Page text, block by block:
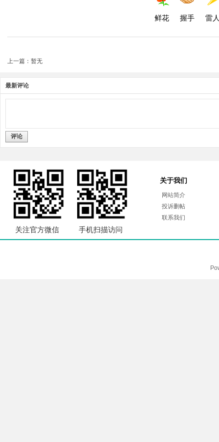
鲜花 握手 雷
上一篇：暂无
最新评论
评论
关注官方微信 手机扫描访问
关于我们
网站简介
投诉删帖
联系我们